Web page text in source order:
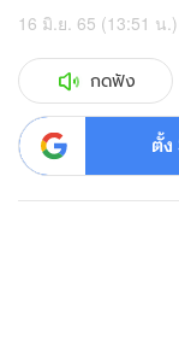
16 มิ.ย. 65 (13:51 น.)
กดฟัง
ตั้ง